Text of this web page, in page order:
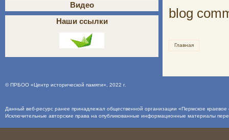
blog
Главная
Видео
Наши ссылки
©ПРБОО «Центр исторической памяти» , 2022 г.
Данный веб-ресурс ранее принадлежал общественной организации «Пермское
Исключительные авторские права на опубликованные информационные материалы